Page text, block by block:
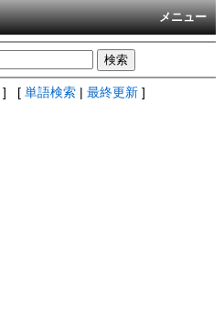
メニュー
] [ 単語検索 最終更新 ]